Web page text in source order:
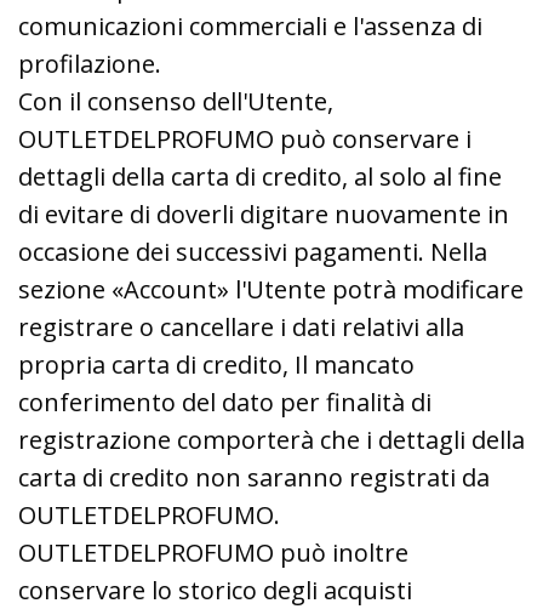
comunicazioni commerciali e l'assenza di
profilazione.
Con il consenso dell'Utente,
OUTLETDELPROFUMO può conservare i
dettagli della carta di credito, al solo al fine
di evitare di doverli digitare nuovamente in
occasione dei successivi pagamenti. Nella
sezione «Account» l'Utente potrà modificare
registrare o cancellare i dati relativi alla
propria carta di credito, Il mancato
conferimento del dato per finalità di
registrazione comporterà che i dettagli della
carta di credito non saranno registrati da
OUTLETDELPROFUMO.
OUTLETDELPROFUMO può inoltre
conservare lo storico degli acquisti